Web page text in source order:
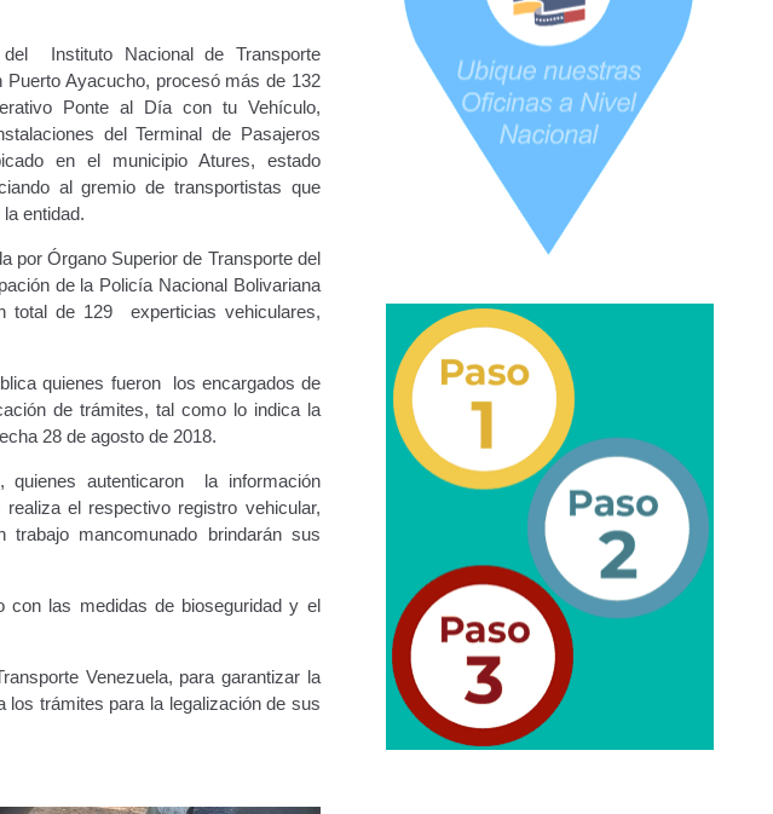
(RUTAS SUB URBANAS-INTERURBANAS) – Frecuentes
de Licencia de Conducir Tercer Grado (3°).
Conducir Quinto Grado (5°).
Original de Licencia para Conducir Segundo Grado (2°) – (Mayores de 18 años).
años).
– Servicio Frecuente Servicios Conexos
Pública Transporte de Carga Transporte Internacional Transporte Público
Vehículos Recuperados Depositados en Estacionamiento de Guarda y Custodia
Instituto Nacional de Transporte
Puerto Ayacucho, procesó más de 132
Ponte al Día con tu Vehículo,
del Terminal de Pasajeros
en el municipio Atures, estado
al gremio de transportistas que
entidad.
por Órgano Superior de Transporte del
de la Policía Nacional Bolivariana
total de 129 experticias vehiculares,
quienes fueron los encargados de
de trámites, tal como lo indica la
28 de agosto de 2018.
quienes autenticaron la información
el respectivo registro vehicular,
mancomunado brindarán sus
con las medidas de bioseguridad y el
Venezuela, para garantizar la
los trámites para la legalización de sus